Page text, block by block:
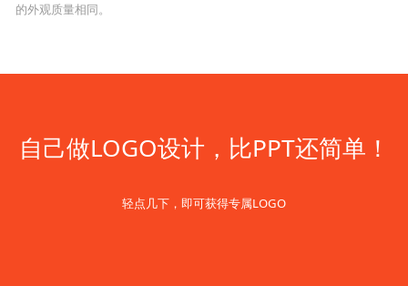
的外观质量相同。
自己做LOGO设计，比PPT还简单！
轻点几下，即可获得专属LOGO